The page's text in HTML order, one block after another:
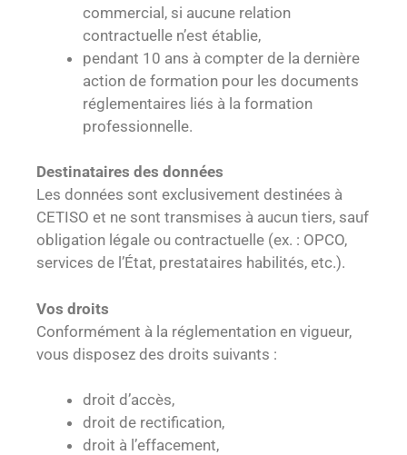
commercial, si aucune relation
contractuelle n’est établie,
pendant 10 ans à compter de la dernière
action de formation pour les documents
réglementaires liés à la formation
professionnelle.
Destinataires des données
Les données sont exclusivement destinées à
CETISO et ne sont transmises à aucun tiers, sauf
obligation légale ou contractuelle (ex. : OPCO,
services de l’État, prestataires habilités, etc.).
Vos droits
Conformément à la réglementation en vigueur,
vous disposez des droits suivants :
droit d’accès,
droit de rectification,
droit à l’effacement,